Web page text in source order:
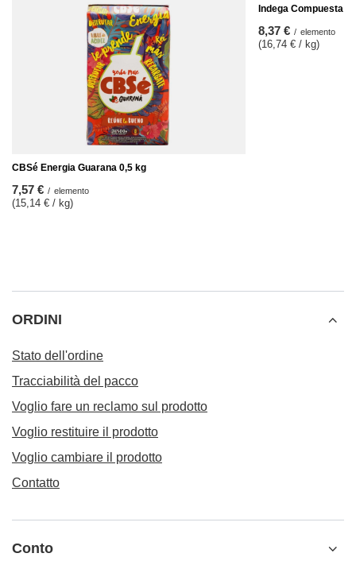
CBSé Energia Guarana 0,5 kg
7,57 € / elemento
(15,14 € / kg)
Indega Compuesta
8,37 € / elemento
(16,74 € / kg)
ORDINI
Stato dell'ordine
Tracciabilità del pacco
Voglio fare un reclamo sul prodotto
Voglio restituire il prodotto
Voglio cambiare il prodotto
Contatto
Conto